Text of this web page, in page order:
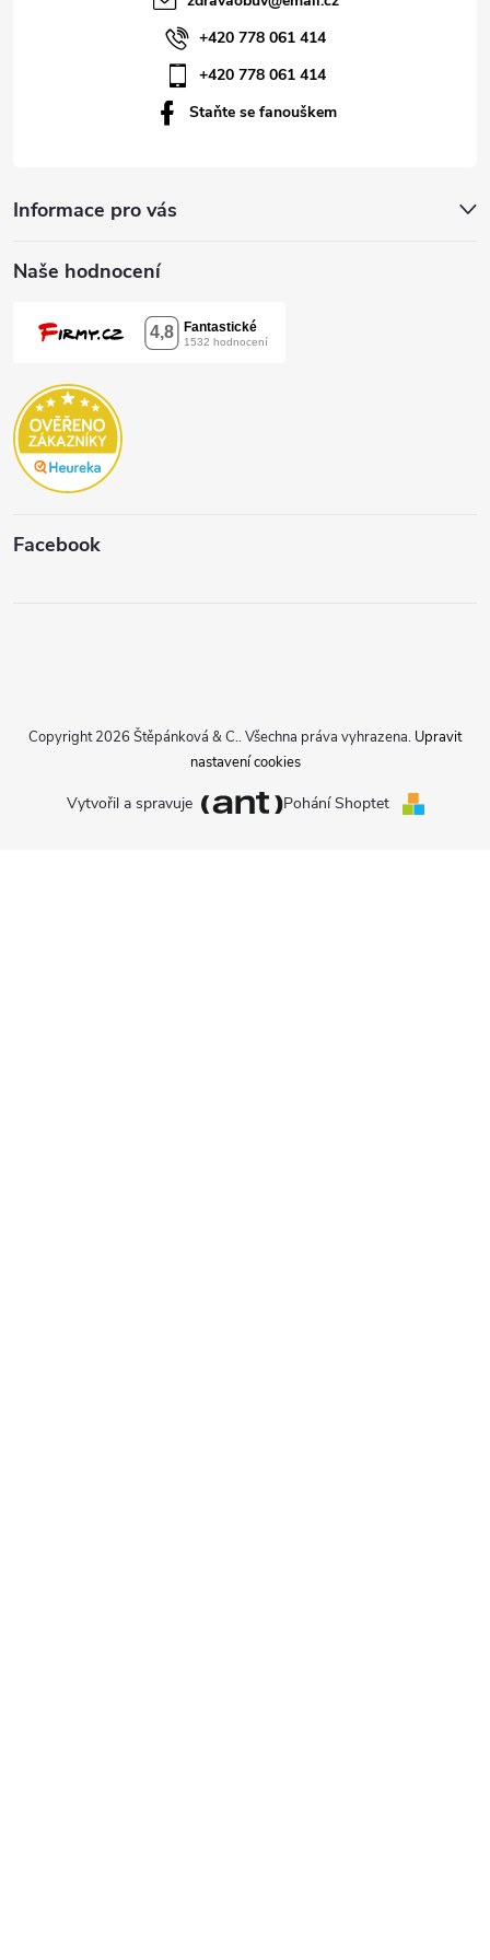
Informace pro vás
Naše hodnocení
Facebook
+420 778 061 414
+420 778 061 414
Staňte se fanouškem
Vytvořil a spravuje Pohání Shoptet
Copyright 2026 Štěpánková & C.. Všechna práva vyhrazena. Upravit
nastavení cookies